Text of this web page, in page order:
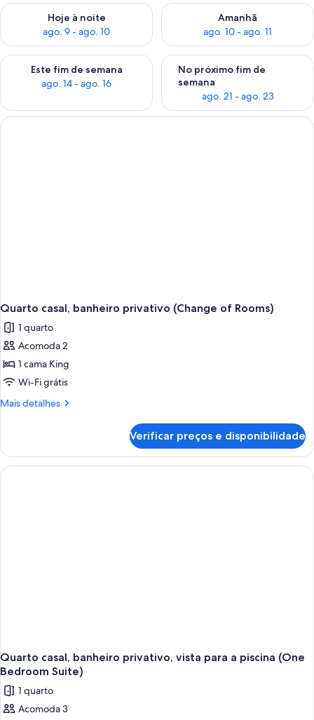
Hoje à noite
ago. 9 - ago. 10
Verifica a disponibilidade para esta noite, ago. 9 - ago. 10
Amanhã
ago. 10 - ago. 11
Verifica a disponibilidade
Este fim de semana
ago. 14 - ago. 16
Verifica a disponibilidade para este fim de semana, ago. 14 -
No próximo fim de
semana
ago. 21 - ago. 23
Verifica a disponibilidade
Quarto casal, banheiro privativo (Change of Rooms)
1 quarto
Acomoda 2
1 cama King
Wi-Fi grátis
Mais detalhes
Mais
casal,
banheiro
privativo
Verificar preços e disponibilidade
Quarto casal, banheiro privativo, vista para a piscina (One
Bedroom Suite)
1 quarto
Acomoda 3